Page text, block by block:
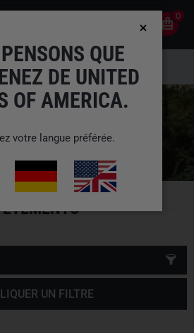
0
UN FILTRE
QUE
DE UNITED
OF AMERICA.
votre langue préférée.